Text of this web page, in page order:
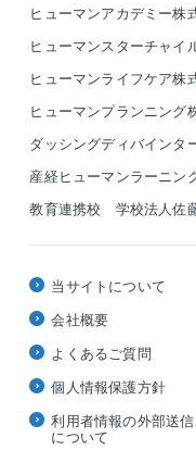
ヒューマンアカデミー株
ヒューマンスターチャイ
ヒューマンライフケア株
ヒューマンプランニング
ダッシングディバインタ
産経ヒューマンラーニン
教育連携校 学校法人佐
当サイトについて
会社概要
よくあるご質問
個人情報保護方針
利用者情報の外部送信
について